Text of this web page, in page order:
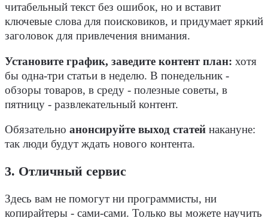
читабельный текст без ошибок, но и вставит
ключевые слова для поисковиков, и придумает яркий
заголовок для привлечения внимания.
Установите график, заведите контент план: хотя
бы одна-три статьи в неделю. В понедельник -
обзоры товаров, в среду - полезные советы, в
пятницу - развлекательный контент.
Обязательно анонсируйте выход статей накануне:
так люди будут ждать нового контента.
3. Отличный сервис
Здесь вам не помогут ни программисты, ни
копирайтеры - сами-сами. Только вы можете научить